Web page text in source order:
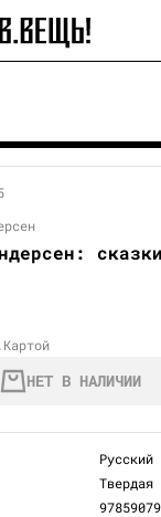
НЕТ В НАЛИЧИИ
Русский
Твердая